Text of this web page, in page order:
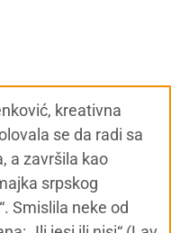
kreativna
se da radi sa
a završila kao
srpskog
Smislila neke od